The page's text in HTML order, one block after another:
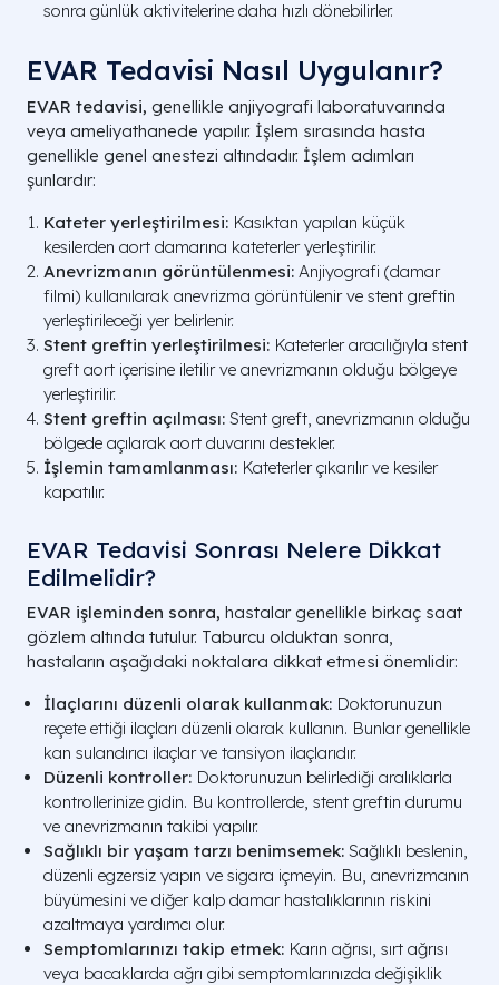
sonra günlük aktivitelerine daha hızlı dönebilirler.
EVAR Tedavisi Nasıl Uygulanır?
EVAR tedavisi, genellikle anjiyografi laboratuvarında
veya ameliyathanede yapılır. İşlem sırasında hasta
genellikle genel anestezi altındadır. İşlem adımları
şunlardır:
Kateter yerleştirilmesi: Kasıktan yapılan küçük
kesilerden aort damarına kateterler yerleştirilir.
Anevrizmanın görüntülenmesi: Anjiyografi (damar
filmi) kullanılarak anevrizma görüntülenir ve stent greftin
yerleştirileceği yer belirlenir.
Stent greftin yerleştirilmesi: Kateterler aracılığıyla stent
greft aort içerisine iletilir ve anevrizmanın olduğu bölgeye
yerleştirilir.
Stent greftin açılması: Stent greft, anevrizmanın olduğu
bölgede açılarak aort duvarını destekler.
İşlemin tamamlanması: Kateterler çıkarılır ve kesiler
kapatılır.
EVAR Tedavisi Sonrası Nelere Dikkat
Edilmelidir?
EVAR işleminden sonra, hastalar genellikle birkaç saat
gözlem altında tutulur. Taburcu olduktan sonra,
hastaların aşağıdaki noktalara dikkat etmesi önemlidir:
İlaçlarını düzenli olarak kullanmak: Doktorunuzun
reçete ettiği ilaçları düzenli olarak kullanın. Bunlar genellikle
kan sulandırıcı ilaçlar ve tansiyon ilaçlarıdır.
Düzenli kontroller: Doktorunuzun belirlediği aralıklarla
kontrollerinize gidin. Bu kontrollerde, stent greftin durumu
ve anevrizmanın takibi yapılır.
Sağlıklı bir yaşam tarzı benimsemek: Sağlıklı beslenin,
düzenli egzersiz yapın ve sigara içmeyin. Bu, anevrizmanın
büyümesini ve diğer kalp damar hastalıklarının riskini
azaltmaya yardımcı olur.
Semptomlarınızı takip etmek: Karın ağrısı, sırt ağrısı
veya bacaklarda ağrı gibi semptomlarınızda değişiklik